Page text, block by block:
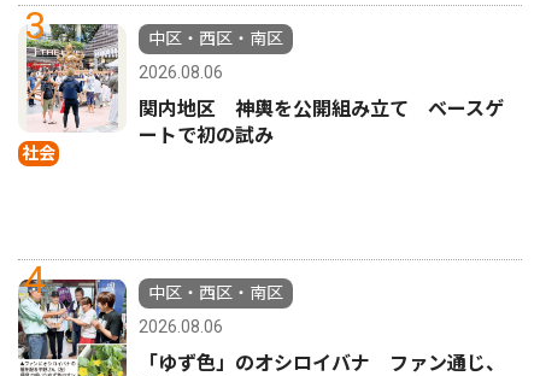
3
社会
中区・西区・南区
2026.08.06
関内地区 神輿を公開組み立て ベースゲ
ートで初の試み
4
中区・西区・南区
2026.08.06
「ゆず色」のオシロイバナ ファン通じ、